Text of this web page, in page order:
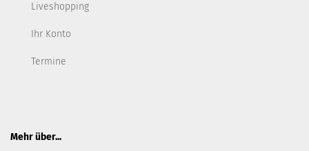
Liveshopping
Ihr Konto
Termine
Mehr über...